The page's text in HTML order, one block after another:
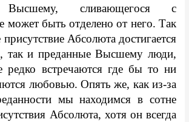
Высшему, сливающегося с
может быть отделено от него. Так
Абсолюта достигается
так и преданные Высшему люди,
редко встречаются где бы то ни
любовью. Опять же, как из-за
мы находимся в сотне
Абсолюта, хотя он всегда